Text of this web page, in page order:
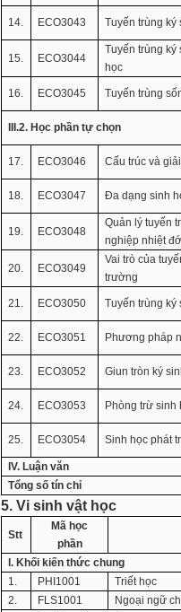
14. ECO3043 Tuyến trùng
15. ECO3044
Tuyến trùng ký
học
16. ECO3045 Tuyến trùng
III.2. Học phần tự chọn
17. ECO3046 Cấu trúc và
18. ECO3047 Đa dạng sinh
19. ECO3048
Quản lý tuyến
nghiệp nhiệt
20. ECO3049
Vai trò của
trường
21. ECO3050 Tuyến trùng ký
22. ECO3051 Phương pháp
23. ECO3052 Giun tròn ký
24. ECO3053 Phòng trừ sinh
25. ECO3054 Sinh học phát
IV. Luận văn
Tổng số tín chỉ
5. Vi sinh vật học
Stt
Mã học
phần
I. Khối kiến thức chung
1.
PHI1001
Triết học
2.
FLS1001
Ngoại ngữ